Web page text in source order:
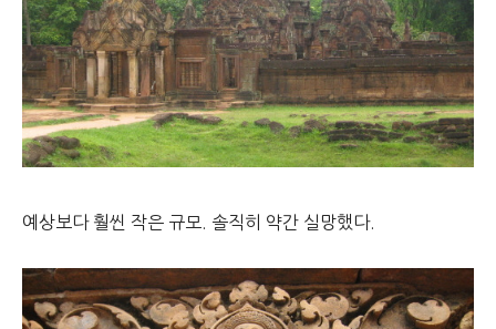
예상보다 훨씬 작은 규모. 솔직히 약간 실망했다.